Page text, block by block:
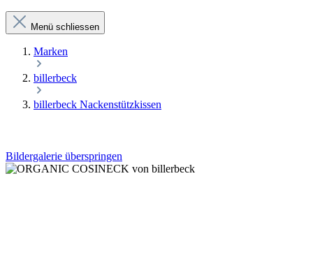
Menü schliessen
Marken
billerbeck
billerbeck Nackenstützkissen
Bildergalerie überspringen